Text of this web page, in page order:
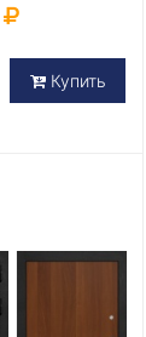
Купить